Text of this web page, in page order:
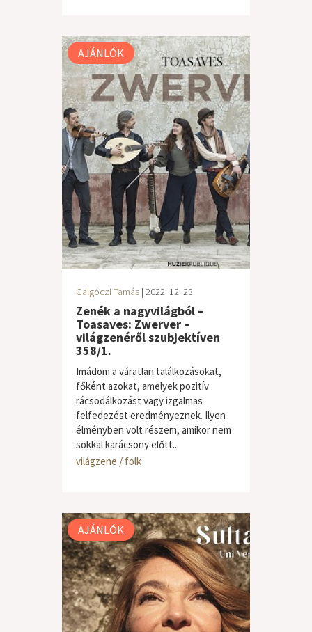
AJÁNLÓK
Galgóczi Tamás | 2022. 12. 23.
Zenék a nagyvilágból –
Toasaves: Zwerver –
világzenéről szubjektíven
358/1.
Imádom a váratlan találkozásokat,
főként azokat, amelyek pozitív
rácsodálkozást vagy izgalmas
felfedezést eredményeznek. Ilyen
élményben volt részem, amikor nem
sokkal karácsony előtt...
világzene / folk
AJÁNLÓK